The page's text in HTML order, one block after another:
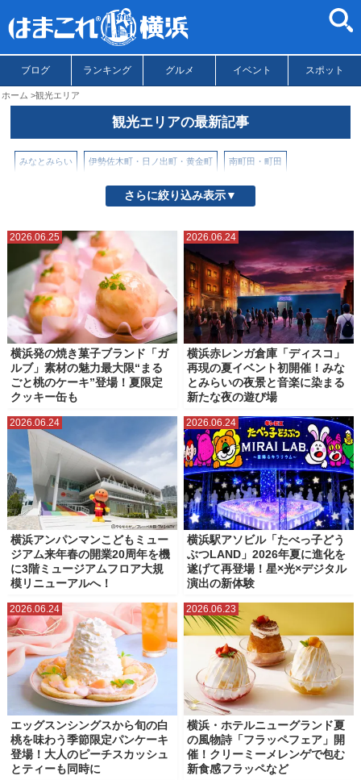
ブログ ランキング グルメ イベント スポット
ホーム 観光エリア
観光エリアの最新記事
みなとみらい 伊勢佐木町・日ノ出町・黄金町 南町田・町田
山手・元町 戸部駅・高島町駅
横浜中華街 横浜市北部 野毛・近隣エリア
関内・馬車道
さらに絞り込み表示▼
2026.06.25
横浜発の焼き菓子ブランド「ガ
ルブ」素材の魅力最大限“まる
ごと桃のケーキ”登場！夏限定
クッキー缶も
2026.06.24
横浜赤レンガ倉庫「ディスコ」
再現の夏イベント初開催！みな
とみらいの夜景と音楽に染まる
新たな夜の遊び場
2026.06.24
横浜アンパンマンこどもミュー
ジアム来年春の開業20周年を機
に3階ミュージアムフロア大規
模リニューアルへ！
2026.06.24
横浜駅アソビル「たべっ子どう
ぶつLAND」2026年夏に進化を
遂げて再登場！星×光×デジタル
演出の新体験
2026.06.24
エッグスンシングスから旬の白
桃を味わう季節限定パンケーキ
登場！大人のピーチスカッシュ
とティーも同時に
2026.06.23
横浜・ホテルニューグランド夏
の風物詩「フラッペフェア」開
催！クリーミーメレンゲで包む
新食感フラッペなど